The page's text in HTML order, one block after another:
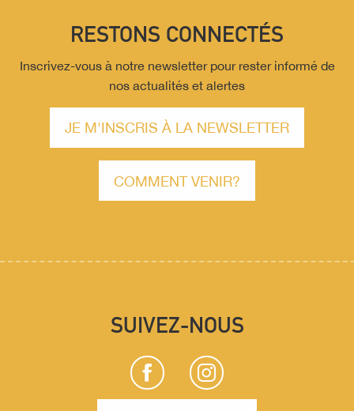
RESTONS CONNECTÉS
Inscrivez-vous à notre newsletter pour rester informé de
nos actualités et alertes
JE M'INSCRIS À LA NEWSLETTER
COMMENT VENIR?
SUIVEZ-NOUS